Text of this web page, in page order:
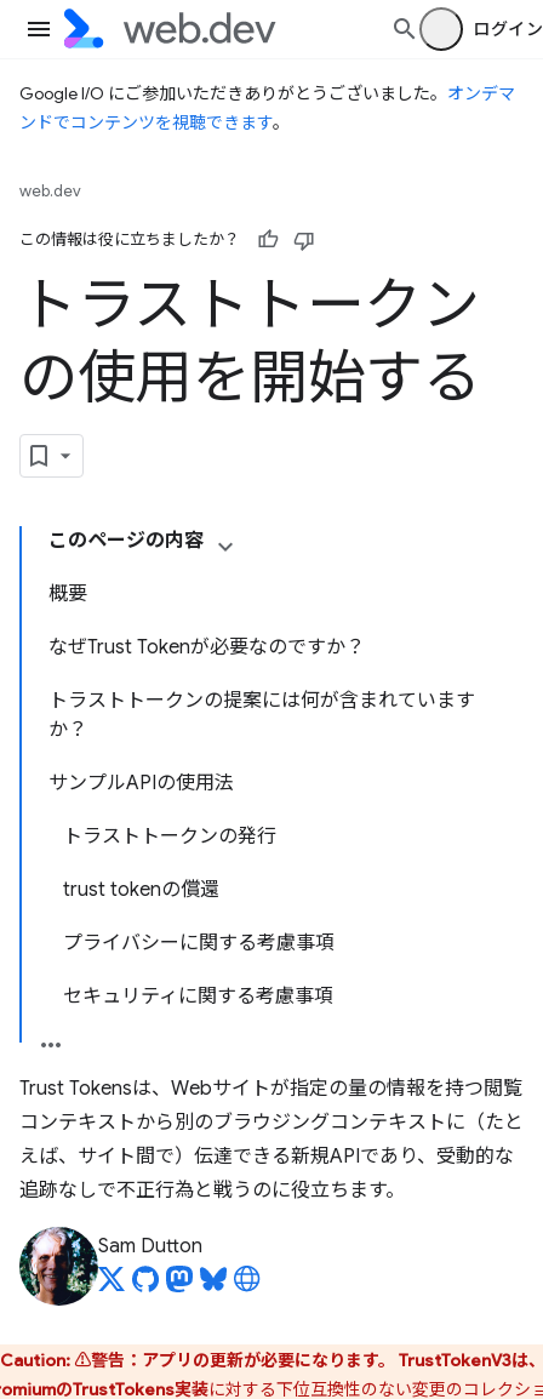
ログイン
Google I/O にご参加いただきありがとうございました。 オンデマ
ンドでコンテンツを視聴できます。
web.dev
この情報は役に立ちましたか？
トラストトークン
の使用を開始する
このページの内容
概要
なぜTrust Tokenが必要なのですか？
トラストトークンの提案には何が含まれています
か？
サンプルAPIの使用法
トラストトークンの発行
trust tokenの償還
プライバシーに関する考慮事項
セキュリティに関する考慮事項
Trust Tokensは、Webサイトが指定の量の情報を持つ閲覧
コンテキストから別のブラウジングコンテキストに（たと
えば、サイト間で）伝達できる新規APIであり、受動的な
追跡なしで不正行為と戦うのに役立ちます。
Sam Dutton
Caution: ⚠️警告：アプリの更新が必要になります。
TrustTokenV3は
のTrustTokens実装に対する下位互換性のない変更のコレクシ